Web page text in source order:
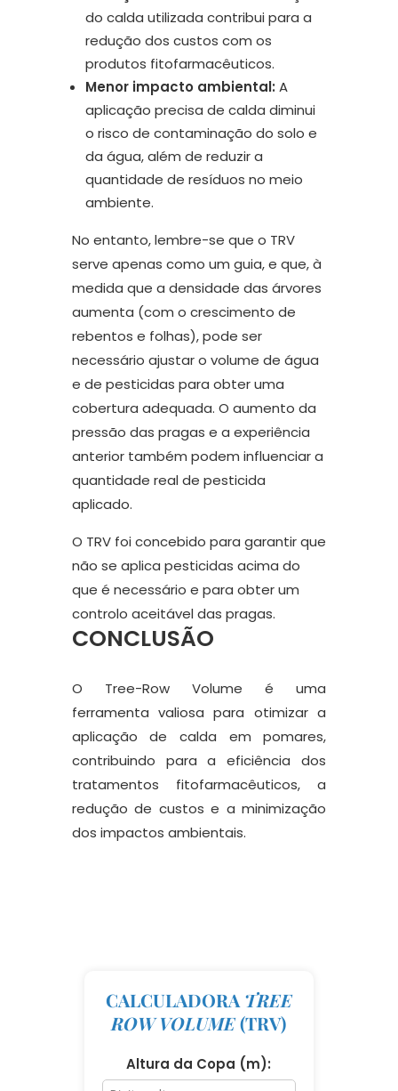
do calda utilizada contribui para a
redução dos custos com os
produtos fitofarmacêuticos.
Menor impacto ambiental: A
aplicação precisa de calda diminui
o risco de contaminação do solo e
da água, além de reduzir a
quantidade de resíduos no meio
ambiente.
No entanto, lembre-se que o TRV
serve apenas como um guia, e que, à
medida que a densidade das árvores
aumenta (com o crescimento de
rebentos e folhas), pode ser
necessário ajustar o volume de água
e de pesticidas para obter uma
cobertura adequada. O aumento da
pressão das pragas e a experiência
anterior também podem influenciar a
quantidade real de pesticida
aplicado.
O TRV foi concebido para garantir que
não se aplica pesticidas acima do
que é necessário e para obter um
controlo aceitável das pragas.
CONCLUSÃO
O Tree-Row Volume é uma
ferramenta valiosa para otimizar a
aplicação de calda em pomares,
contribuindo para a eficiência dos
tratamentos fitofarmacêuticos, a
redução de custos e a minimização
dos impactos ambientais.
CALCULADORA TREE
ROW VOLUME(TRV)
Altura da Copa (m):